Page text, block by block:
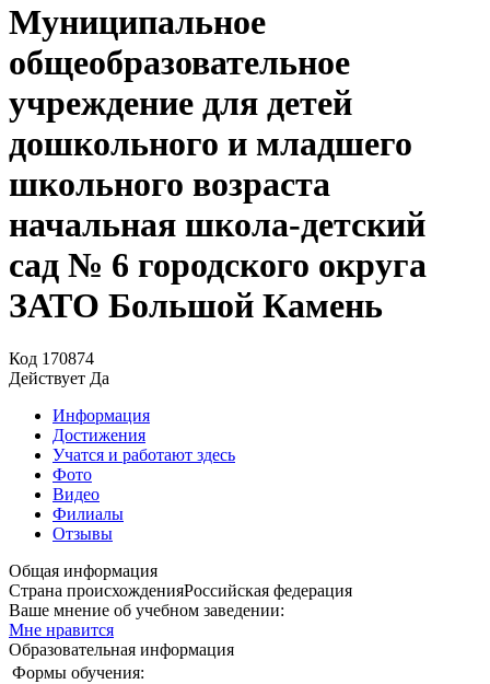
Муниципальное
общеобразовательное
учреждение для детей
дошкольного и младшего
школьного возраста
начальная школа-детский
сад № 6 городского округа
ЗАТО Большой Камень
Код 170874
Действует Да
Информация
Достижения
Учатся и работают здесь
Фото
Видео
Филиалы
Отзывы
Общая информация
Страна происхожденияРоссийская федерация
Ваше мнение об учебном заведении:
Мне нравится
Образовательная информация
Формы обучения: